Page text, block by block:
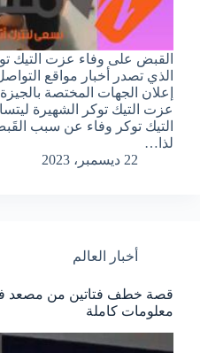
القبض على وفاء عزت التيك
الذي تصدر أخبار مواقع
إعلان الجهات المختصة
عزت التيك توكر الشهيرة
التيك توكر وفاء عن سبب
لذا…
22 ديسمبر، 2023
أخبار العالم
قصة خطف فتاتين من مصعد
معلومات كاملة